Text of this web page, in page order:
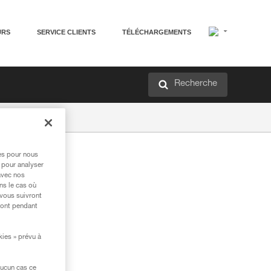
SERVICE CLIENTS TÉLÉCHARGEMENTS
Recherche
pour nous
analyser
nos
le cas où
suivront
pendant
» prévu à
cas ce